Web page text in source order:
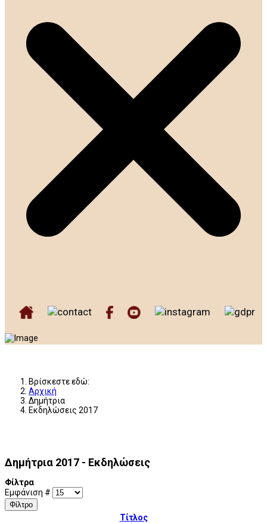
Βρίσκεστε εδώ:
Αρχική
Δημήτρια
Εκδηλώσεις 2017
Δημήτρια 2017 - Εκδηλώσεις
Φίλτρα
Εμφάνιση #
Φίλτρο
Τίτλος